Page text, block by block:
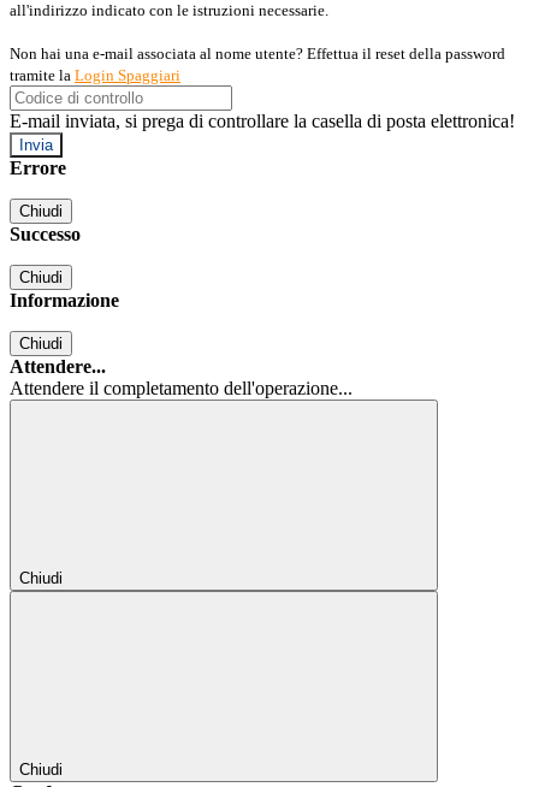
all'indirizzo indicato con le istruzioni necessarie.
Non hai una e-mail associata al nome utente? Effettua il reset della password
tramite la Login Spaggiari
E-mail inviata, si prega di controllare la casella di posta elettronica!
Errore
Chiudi
Successo
Chiudi
Informazione
Chiudi
Attendere...
Attendere il completamento dell'operazione...
Chiudi
Chiudi